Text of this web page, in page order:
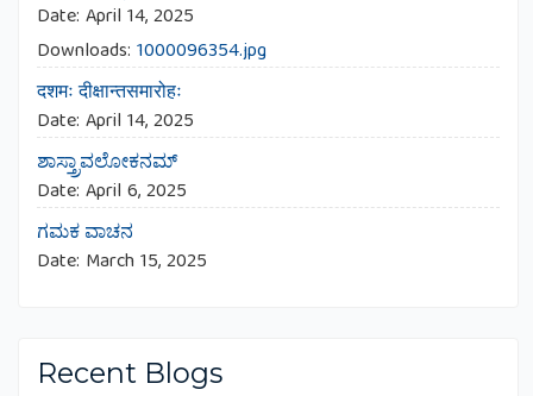
Date: April 14, 2025
Downloads: 1000096354.jpg
दशमः दीक्षान्तसमारोहः
Date: April 14, 2025
ಶಾಸ್ತ್ರಾವಲೋಕನಮ್
Date: April 6, 2025
ಗಮಕ ವಾಚನ
Date: March 15, 2025
Recent Blogs